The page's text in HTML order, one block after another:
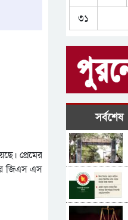
প্রেমের
জিএস এস
৩১
সর্বশেষ